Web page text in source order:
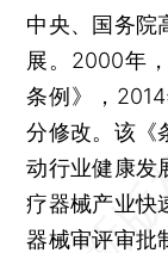
中央、国务院
展。2000年
条例》，
分修改。该《
动行业健康发
疗器械产业快
器械审评审批